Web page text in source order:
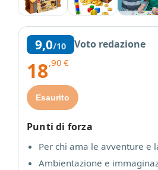
9,0/10 Voto redazione
18,90 €
Esaurito
Punti di forza
Per chi ama le avventure e
Ambientazione e